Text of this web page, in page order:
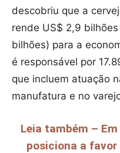
descobriu que a
rende US$ 2,9
bilhões) para a
é responsável por
que incluem atuação
manufatura e no
Leia também –
posiciona a